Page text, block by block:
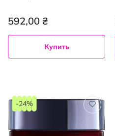
592,00 ₴
Купить
-24%